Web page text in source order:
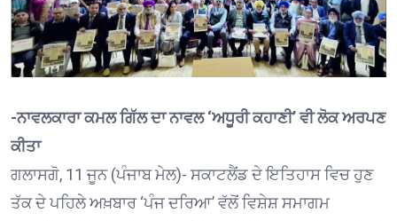
-ਨਾਵਲਕਾਰਾ ਕਮਲ ਗਿੱਲ ਦਾ ਨਾਵਲ ‘ਅਧੂਰੀ ਕਹਾਣੀ’ ਵੀ ਲੋਕ ਅਰਪਣ
ਕੀਤਾ
ਗਲਾਸਗੋ, 11 ਜੂਨ (ਪੰਜਾਬ ਮੇਲ)- ਸਕਾਟਲੈਂਡ ਦੇ ਇਤਿਹਾਸ ਵਿਚ ਹੁਣ
ਤੱਕ ਦੇ ਪਹਿਲੇ ਅਖ਼ਬਾਰ ‘ਪੰਜ ਦਰਿਆ’ ਵੱਲੋਂ ਵਿਸ਼ੇਸ਼ ਸਮਾਗਮ